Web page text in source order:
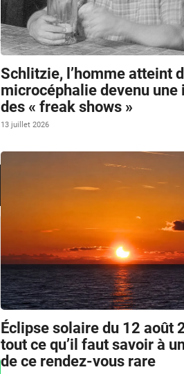
Schlitzie, l’homme atteint
microcéphalie devenu une
des « freak shows »
13 juillet 2026
Éclipse solaire du 12 août
tout ce qu’il faut savoir à
de ce rendez-vous rare